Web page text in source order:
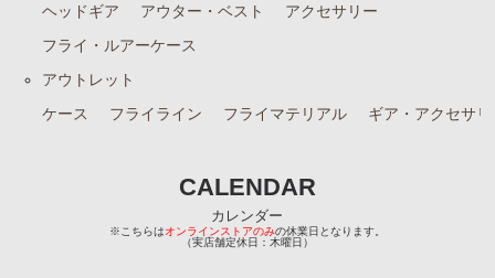
ヘッドギア
アウター・ベスト
アクセサリー
フライ・ルアーケース
アウトレット
ケース
フライライン フライマテリアル ギア・アクセサ
CALENDAR
カレンダー
※こちらはオンラインストアのみの休業日となります。
（実店舗定休日：木曜日）